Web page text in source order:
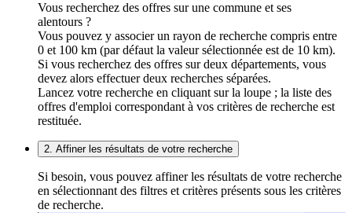
Vous recherchez des offres sur une commune et ses
alentours ?
Vous pouvez y associer un rayon de recherche compris entre
0 et 100 km (par défaut la valeur sélectionnée est de 10 km).
Si vous recherchez des offres sur deux départements, vous
devez alors effectuer deux recherches séparées.
Lancez votre recherche en cliquant sur la loupe ; la liste des
offres d'emploi correspondant à vos critères de recherche est
restituée.
2. Affiner les résultats de votre recherche
Si besoin, vous pouvez affiner les résultats de votre recherche
en sélectionnant des filtres et critères présents sous les critères
de recherche.